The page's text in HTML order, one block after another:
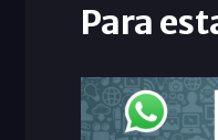
Para